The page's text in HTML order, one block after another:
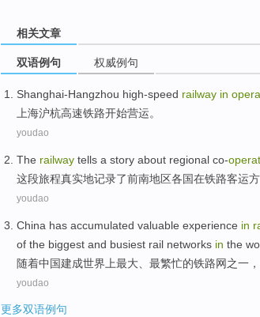
相关文章
双语例句 权威例句
Shanghai-Hangzhou high-speed railway in
上海沪杭高速铁路开始营运。
youdao
The railway tells a story about regional co-
这段旅程真实地记录了前南地区各国在铁路客运
youdao
China has accumulated valuable experience in
of the biggest and busiest rail networks in the
随着中国建成世界上最大 最繁忙的铁路网之一
youdao
更多双语例句